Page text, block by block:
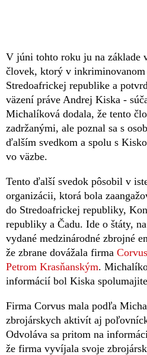
V júni tohto roku ju na základe
človek, ktorý v inkriminovanom
Stredoafrickej republike a
väzení práve Andrej Kiska -
Michalíková dodala, že tento
zadržanými, ale poznal sa s
ďalším svedkom a spolu s
vo väzbe.
Tento ďalší svedok pôsobil v
organizácii, ktorá bola
do Stredoafrickej republiky,
republiky a Čadu. Ide o štáty,
vydané medzinárodné zbrojné
že zbrane dovážala firma
Petrom Krasňanským.
informácií bol Kiska
Firma Corvus mala podľa
zbrojárskych aktivít aj
Odvoláva sa pritom na
že firma vyvíjala svoje